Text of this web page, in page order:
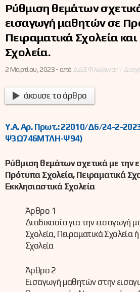
Ρύθμιση θεμάτων
εισαγωγή μαθητών σε
Πειραματικά Σχολεία
Σχολεία.
2 Μαρτίου, 2023 -από ΔΔΕ Φλώρινας |
άκουσε το άρθρο
Y.A. Αρ. Πρωτ.: 22010/Δ6/24-2-
Ψ3Ω746ΜΤΛΗ-Ψ94)
Ρύθμιση θεμάτων σχετικά με την
Πρότυπα Σχολεία, Πειραματικά
Εκκλησιαστικά Σχολεία
Άρθρο 1
Διαδικασία για την εισαγωγή
Σχολεία, Πειραματικά Σχολεία
Σχολεία
Άρθρο 2
Εισαγωγή μαθητών στην